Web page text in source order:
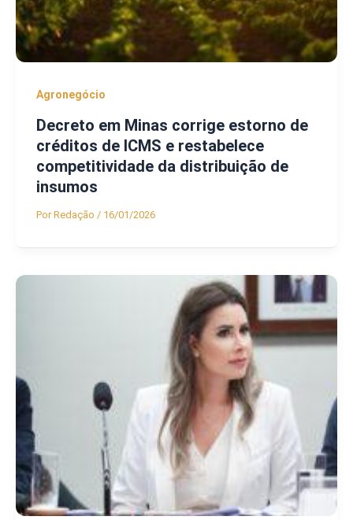
Agronegócio
Decreto em Minas corrige estorno de
créditos de ICMS e restabelece
competitividade da distribuição de
insumos
PorRedação / 16/01/2026